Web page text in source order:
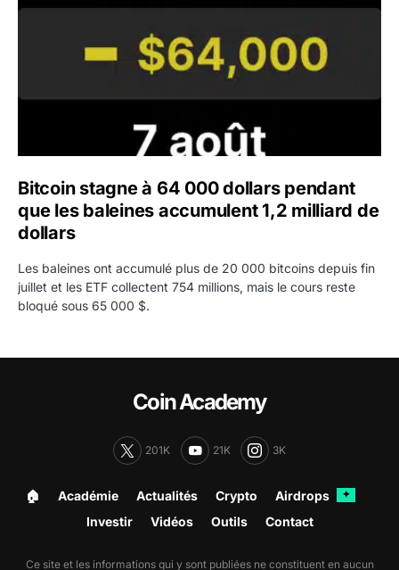
Bitcoin stagne à 64 000 dollars pendant
que les baleines accumulent 1,2 milliard de
dollars
Les baleines ont accumulé plus de 20 000 bitcoins depuis fin
juillet et les ETF collectent 754 millions, mais le cours reste
bloqué sous 65 000 $.
Coin Academy
201K 21K 3K
🏠︎ Académie Actualités Crypto Airdrops ✦
Investir Vidéos Outils Contact
Ce site et les informations qui y sont publiées ne constituent en aucun